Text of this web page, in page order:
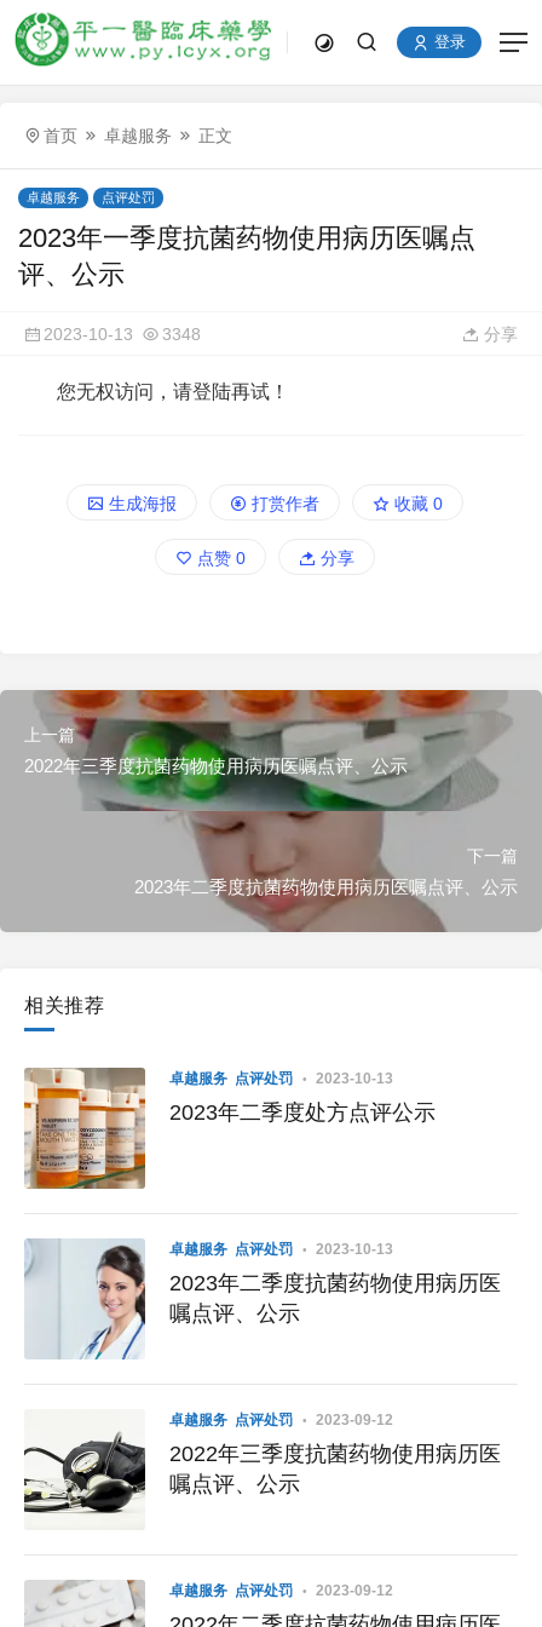
登录
首页 卓越服务 正文
卓越服务 点评处罚
2023年一季度抗菌药物使用病历医嘱点
评、公示
2023-10-13 3348 分享
您无权访问，请登陆再试！
生成海报 打赏作者 收藏 0
点赞 0 分享
上一篇
2022年三季度抗菌药物使用病历医嘱点评、公示
下一篇
2023年二季度抗菌药物使用病历医嘱点评、公示
相关推荐
卓越服务 点评处罚 2023-10-13
2023年二季度处方点评公示
卓越服务 点评处罚 2023-10-13
2023年二季度抗菌药物使用病历医
嘱点评、公示
卓越服务 点评处罚 2023-09-12
2022年三季度抗菌药物使用病历医
嘱点评、公示
卓越服务 点评处罚 2023-09-12